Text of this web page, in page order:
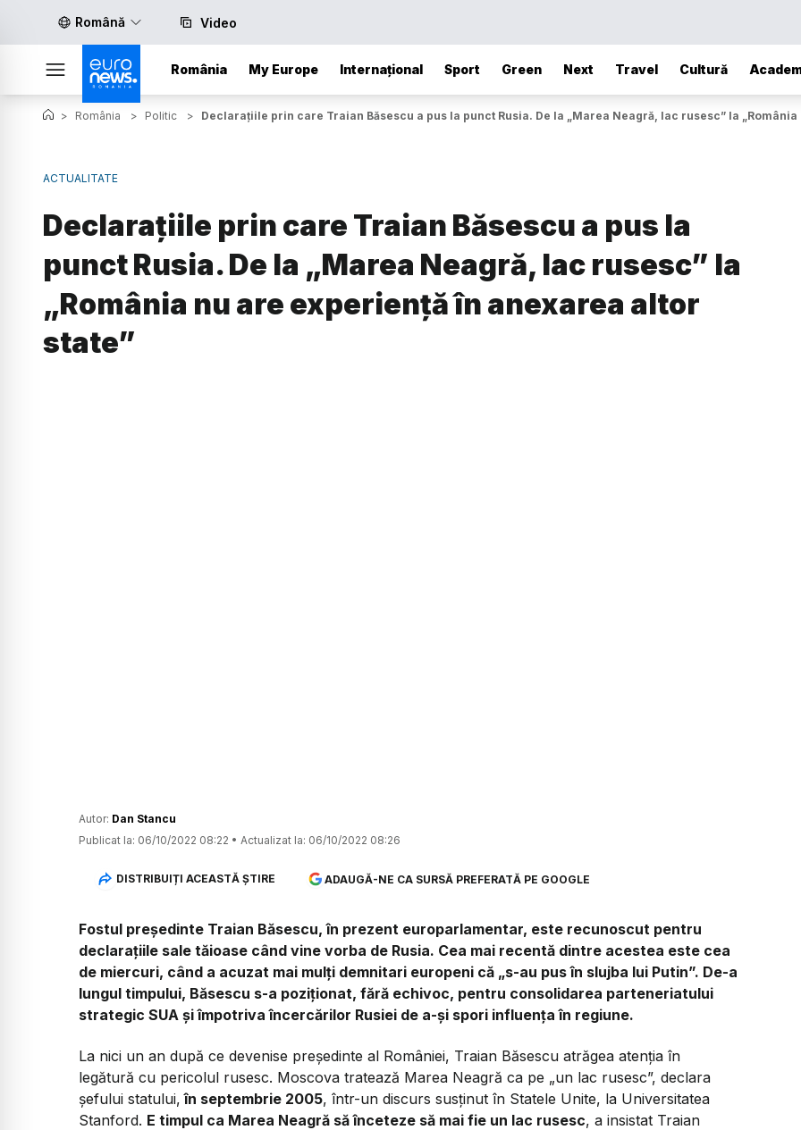
Română Video
România My Europe Internațional Sport Green Next Travel Cultură
> România > Politic > Declarațiile prin care Traian Băsescu a pus la punct Rusia. De la „Marea Neagră, lac rusesc” la
ACTUALITATE
Declarațiile prin care Traian Băsescu a pus la
punct Rusia. De la „Marea Neagră, lac rusesc” la
„România nu are experiență în anexarea altor
state”
Autor: Dan Stancu
Publicat la: 06/10/2022 08:22 • Actualizat la: 06/10/2022 08:26
DISTRIBUIȚI ACEASTĂ ȘTIRE ADAUGĂ-NE CA SURSĂ PREFERATĂ PE GOOGLE
Fostul președinte Traian Băsescu, în prezent europarlamentar, este recunoscut pentru
declarațiile sale tăioase când vine vorba de Rusia. Cea mai recentă dintre acestea este cea
de miercuri, când a acuzat mai mulți demnitari europeni că „s-au pus în slujba lui Putin”. De-a
lungul timpului, Băsescu s-a poziționat, fără echivoc, pentru consolidarea parteneriatului
strategic SUA și împotriva încercărilor Rusiei de a-și spori influența în regiune.
La nici un an după ce devenise președinte al României, Traian Băsescu atrăgea atenția în
legătură cu pericolul rusesc. Moscova tratează Marea Neagră ca pe „un lac rusesc”, declara
șefului statului, în septembrie 2005, într-un discurs susținut în Statele Unite, la Universitatea
Stanford. E timpul ca Marea Neagră să înceteze să mai fie un lac rusesc, a insistat Traian